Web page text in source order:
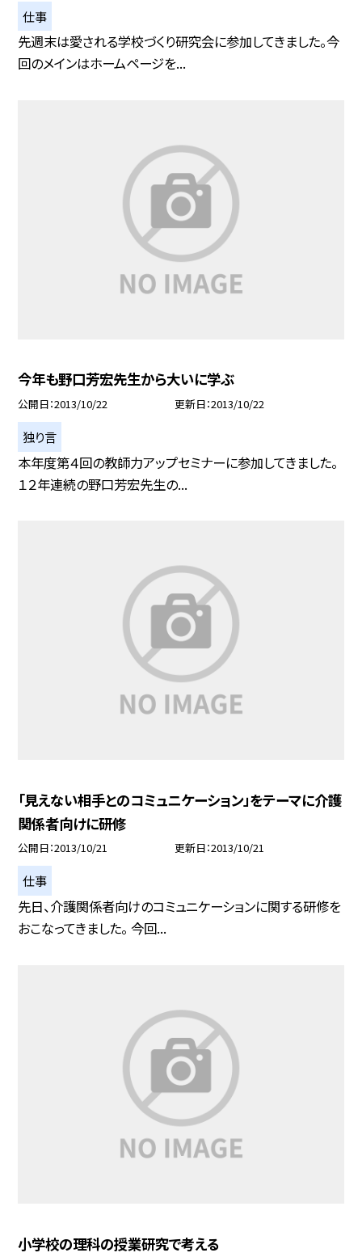
仕事
先週末は愛される学校づくり研究会に参加してきました。今
回のメインはホームページを...
今年も野口芳宏先生から大いに学ぶ
公開日 2013/10/22 更新日 2013/10/22
独り言
本年度第４回の教師力アップセミナーに参加してきました。
１２年連続の野口芳宏先生の...
「見えない相手とのコミュニケーション」をテーマに介護
関係者向けに研修
公開日 2013/10/21 更新日 2013/10/21
仕事
先日、介護関係者向けのコミュニケーションに関する研修を
おこなってきました。 今回...
小学校の理科の授業研究で考える